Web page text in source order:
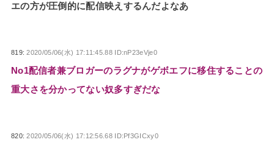
エの方が圧倒的に配信映えするんだよなあ
819:2020/05/06(水) 17:11:45.88 ID:nP23eVje0
No1配信者兼ブロガーのラグナがゲボエフに移住することの
重大さを分かってない奴多すぎだな
820:2020/05/06(水) 17:12:56.68 ID:Pf3GICxy0